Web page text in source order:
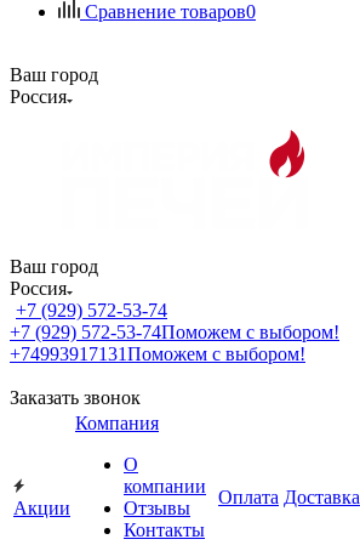
Сравнение товаров0
Ваш город
Россия
Ваш город
Россия
+7 (929) 572-53-74
+7 (929) 572-53-74Поможем с выбором!
+74993917131Поможем с выбором!
Заказать звонок
Акции
Компания
О
компании
Отзывы
Контакты
Оплата Доставка